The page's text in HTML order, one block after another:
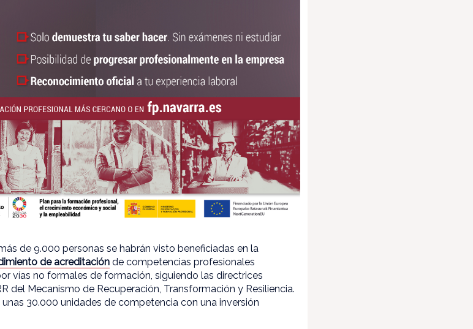
de 9.000 personas se habrán visto beneficiadas en la
de acreditación de competencias profesionales
vías no formales de formación, siguiendo las directrices
del Mecanismo de Recuperación, Transformación y Resiliencia.
30.000 unidades de competencia con una inversión